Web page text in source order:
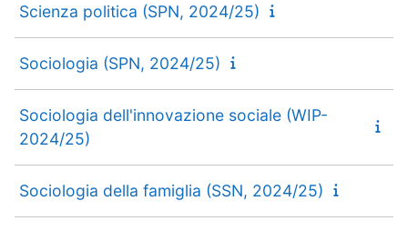
Scienza politica (SPN, 2024/25)
Sociologia (SPN, 2024/25)
Sociologia dell'innovazione sociale (WIP-
2024/25)
Sociologia della famiglia (SSN, 2024/25)